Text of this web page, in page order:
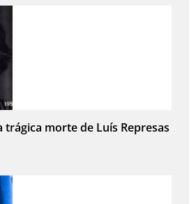
trágica morte de Luís Represas